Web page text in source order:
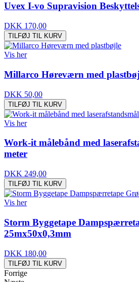
Uvex I-vo Supravision
DKK 170,00
TILFØJ TIL KURV
Vis her
Millarco Høreværn med
DKK 50,00
TILFØJ TIL KURV
Vis her
Work-it målebånd med
meter
DKK 249,00
TILFØJ TIL KURV
Vis her
Storm Byggetape
25mx50x0,3mm
DKK 180,00
TILFØJ TIL KURV
Forrige